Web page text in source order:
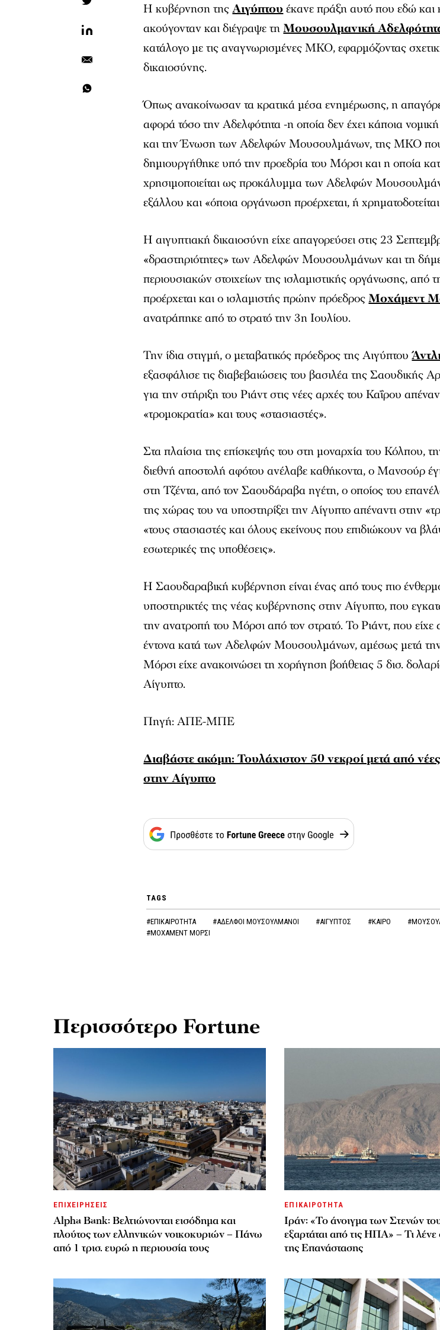
Η κυβέρνηση τηςΑιγύπτουέκανε πράξη αυτό που εδώ και
ακούγονταν και διέγραψε τηΜουσουλμανική
κατάλογο με τις αναγνωρισμένες ΜΚΟ, εφαρμόζοντας
δικαιοσύνης.
Όπως ανακοίνωσαν τα κρατικά μέσα ενημέρωσης, η
αφορά τόσο την Αδελφότητα -η οποία δεν έχει κάποια
και την Ένωση των Αδελφών Μουσουλμάνων, της ΜΚΟ
δημιουργήθηκε υπό την προεδρία του Μόρσι και η οποία
χρησιμοποιείται ως προκάλυμμα των Αδελφών
εξάλλου και «όποια οργάνωση προέρχεται, ή
Η αιγυπτιακή δικαιοσύνη είχε απαγορεύσει στις 23
«δραστηριότητες» των Αδελφών Μουσουλμάνων και τη
περιουσιακών στοιχείων της ισλαμιστικής οργάνωσης, από
προέρχεται και ο ισλαμιστής πρώην πρόεδροςΜοχάμεντ
ανατράπηκε από το στρατό την 3η Ιουλίου.
Την ίδια στιγμή, ο μεταβατικός πρόεδρος της Αιγύπτου
εξασφάλισε τις διαβεβαιώσεις του βασιλέα της Σαουδικής
για την στήριξη του Ριάντ στις νέες αρχές του Καΐρου
«τρομοκρατία» και τους «στασιαστές».
Στα πλαίσια της επίσκεψής του στη μοναρχία του Κόλπου,
διεθνή αποστολή αφότου ανέλαβε καθήκοντα, ο Μανσούρ
στη Τζέντα, από τον Σαουδάραβα ηγέτη, ο οποίος του
της χώρας του να υποστηρίξει την Αίγυπτο απέναντι στην
«τους στασιαστές και όλους εκείνους που επιδιώκουν να
εσωτερικές της υποθέσεις».
Η Σαουδαραβική κυβέρνηση είναι ένας από τους πιο
υποστηρικτές της νέας κυβέρνησης στην Αίγυπτο, που
την ανατροπή του Μόρσι από τον στρατό. Το Ριάντ, που είχε
έντονα κατά των Αδελφών Μουσουλμάνων, αμέσως μετά
Μόρσι είχε ανακοινώσει τη χορήγηση βοήθειας 5 δισ.
Αίγυπτο.
Πηγή: ΑΠΕ-ΜΠΕ
Διαβάστε ακόμη: Τουλάχιστον 50 νεκροί μετά από
στην Αίγυπτο
TAGS
#ΕΠΙΚΑΙΡΟΤΗΤΑ #ΑΔΕΛΦΟΙ ΜΟΥΣΟΥΛΜΑΝΟΙ #ΑΙΓΥΠΤΟΣ #ΚΑΙΡΟ
#ΜΟΧΑΜΕΝΤ ΜΟΡΣΙ
Περισσότερο Fortune
ΕΠΙΧΕΙΡΗΣΕΙΣ
Alpha Bank: Βελτιώνονται εισόδημα και
πλούτος των ελληνικών νοικοκυριών – Πάνω
από 1 τρισ. ευρώ η περιουσία τους
ΕΠΙΚΑΙΡΟΤΗΤΑ
Ιράν: «Το άνοιγμα των Στενών
εξαρτάται από τις ΗΠΑ» – Τι
της Επανάστασης